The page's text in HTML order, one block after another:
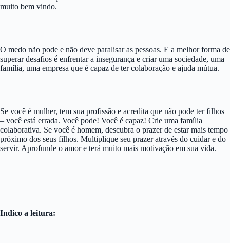
muito bem vindo.
O medo não pode e não deve paralisar as pessoas. E a melhor forma de
superar desafios é enfrentar a insegurança e criar uma sociedade, uma
família, uma empresa que é capaz de ter colaboração e ajuda mútua.
Se você é mulher, tem sua profissão e acredita que não pode ter filhos
– você está errada. Você pode! Você é capaz! Crie uma família
colaborativa. Se você é homem, descubra o prazer de estar mais tempo
próximo dos seus filhos. Multiplique seu prazer através do cuidar e do
servir. Aprofunde o amor e terá muito mais motivação em sua vida.
Indico a leitura: